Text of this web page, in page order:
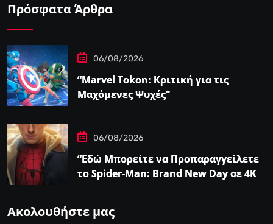
Πρόσφατα Άρθρα
06/08/2026
“Marvel Tokon: Κριτική για τις
Μαχόμενες Ψυχές”
06/08/2026
“Εδώ Μπορείτε να Προπαραγγείλετε
το Spider-Man: Brand New Day σε 4K
Ακολουθήστε μας